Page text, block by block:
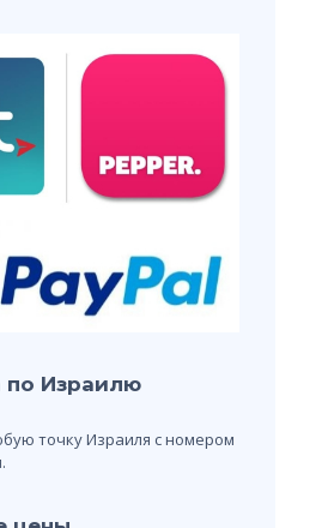
по Израилю
точку Израиля с номером